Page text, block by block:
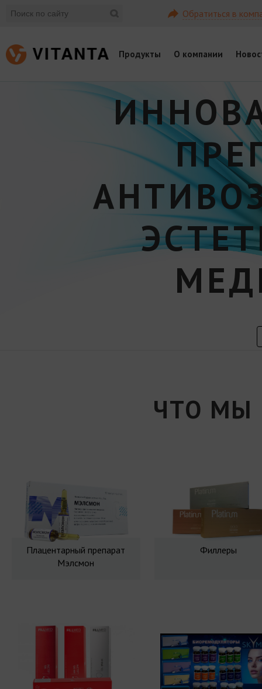
Обратиться в
Продукты О компании
ЧТО МЫ
Плацентарный препарат
Мэлсмон
Филлеры